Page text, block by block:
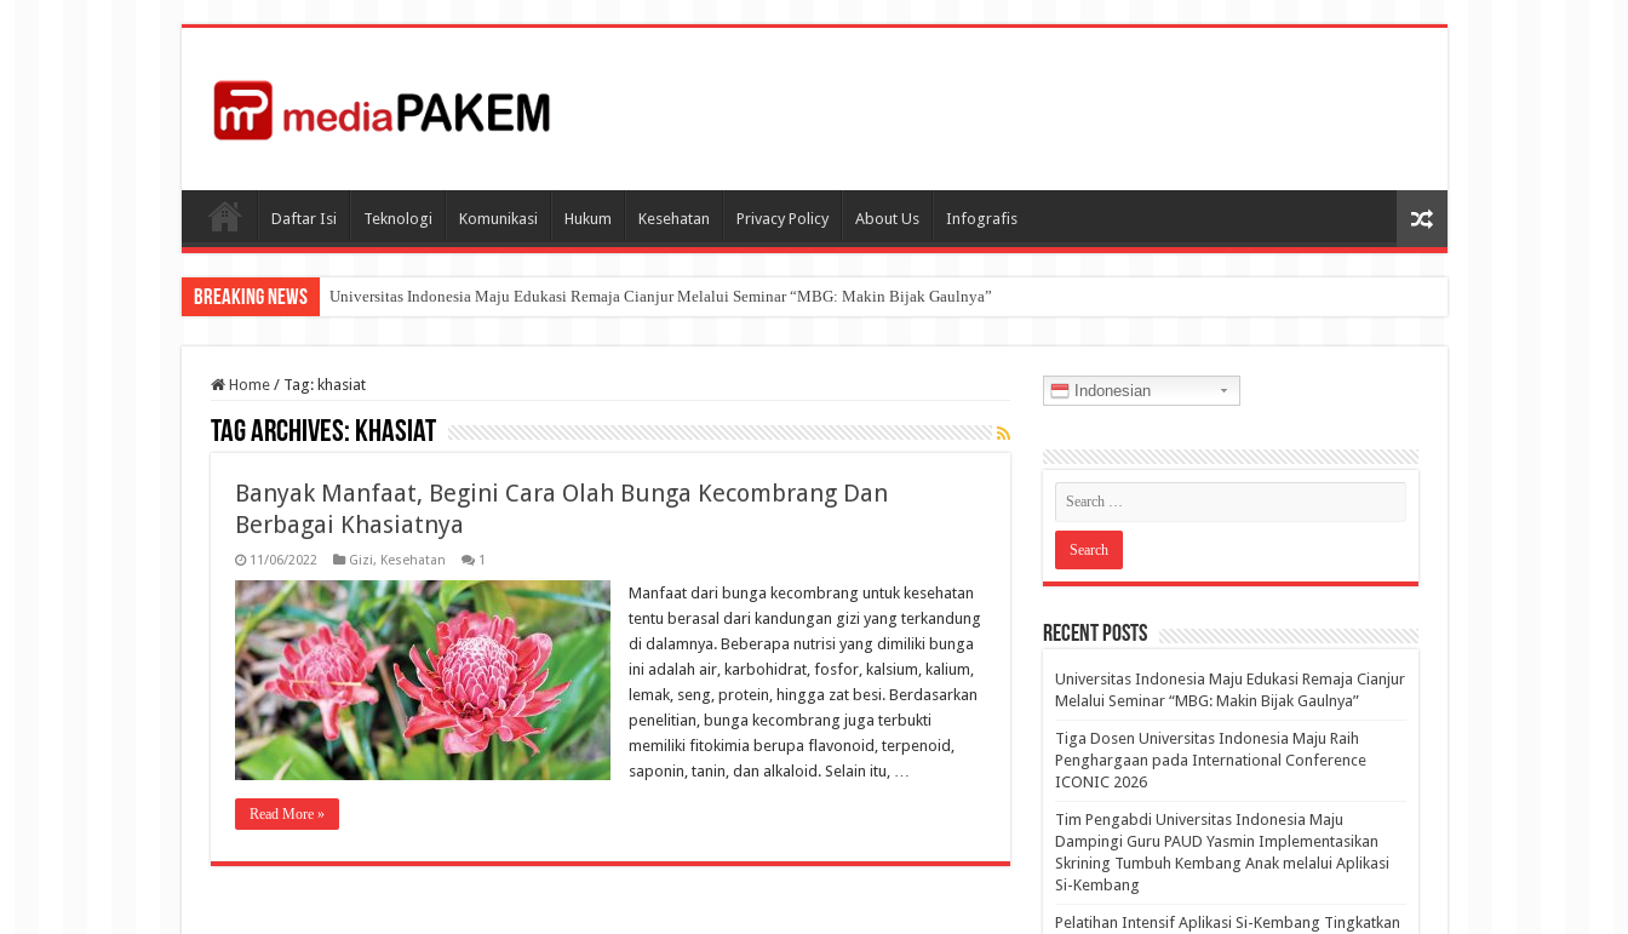
Daftar Isi Teknologi Komunikasi Hukum Kesehatan Privacy Policy About Us Infografis
Breaking News Universitas Indonesia Maju Edukasi Remaja Cianjur Melalui Seminar “MBG: Makin Bijak Gaulnya”
Home / Tag: khasiat
Tag Archives: khasiat
Banyak Manfaat, Begini Cara Olah Bunga Kecombrang Dan
Berbagai Khasiatnya
11/06/2022 Gizi, Kesehatan 1
Manfaat dari bunga kecombrang untuk kesehatan
tentu berasal dari kandungan gizi yang terkandung
di dalamnya. Beberapa nutrisi yang dimiliki bunga
ini adalah air, karbohidrat, fosfor, kalsium, kalium,
lemak, seng, protein, hingga zat besi. Berdasarkan
penelitian, bunga kecombrang juga terbukti
memiliki fitokimia berupa flavonoid, terpenoid,
saponin, tanin, dan alkaloid. Selain itu, …
Read More »
Indonesian
Recent Posts
Universitas Indonesia Maju Edukasi Remaja Cianjur
Melalui Seminar “MBG: Makin Bijak Gaulnya”
Tiga Dosen Universitas Indonesia Maju Raih
Penghargaan pada International Conference
ICONIC 2026
Tim Pengabdi Universitas Indonesia Maju
Dampingi Guru PAUD Yasmin Implementasikan
Skrining Tumbuh Kembang Anak melalui Aplikasi
Si-Kembang
Pelatihan Intensif Aplikasi Si-Kembang Tingkatkan